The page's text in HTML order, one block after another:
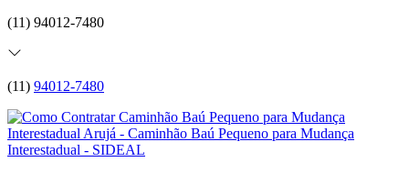
(11) 94012-7480
(11) 94012-7480